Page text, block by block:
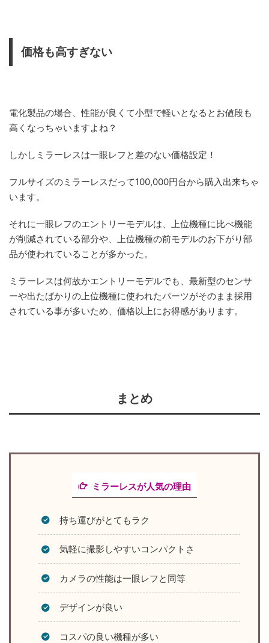
価格も高すぎない
電化製品の場合、性能が良くて小型で軽いとなるとお値段も
高くなっちゃいますよね？
しかしミラーレスは一眼レフと差のない価格設定！
フルサイズのミラーレスだって100,000円台から購入出来ちゃ
います。
それに一眼レフのエントリーモデルは、上位機種に比べ機能
が削減されている部分や、上位機種の前モデルのお下がり部
品が使われていることが多かった。
ミラーレスは何故かエントリーモデルでも、最新型のセンサ
ーや出たばかりの上位機種に使われたパーツがそのまま採用
されている事が多いため、価格以上にお得感があります。
まとめ
ミラーレスが人気の理由
持ち運びがとてもラク
気軽に撮影しやすいコンパクトさ
カメラの性能は一眼レフと同等
デザインが良い
コスパの良い機種が多い